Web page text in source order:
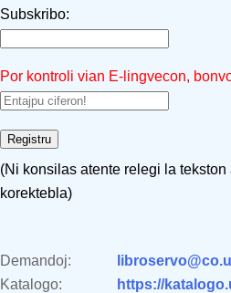
Subskribo:
Por kontroli vian E-lingvecon,
(Ni konsilas atente relegi la
korektebla)
Demandoj:
Katalogo:
https://